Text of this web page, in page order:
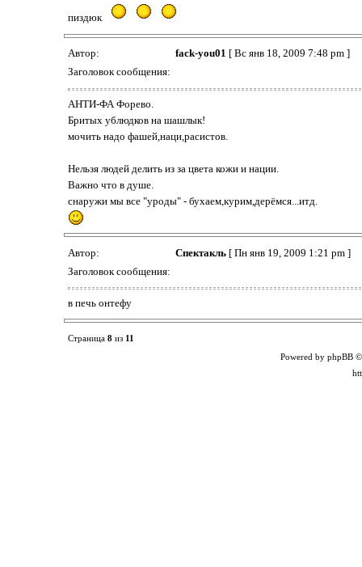
пиздюк
Автор: fack-you01 [ Вс янв 18, 2009 7:48 pm ]
Заголовок сообщения:
АНТИ-ФА Форево.
Бритых ублюдков на шашлык!
мочить надо фашей,наци,расистов.
Нельзя людей делить из за цвета кожи и нации.
Важно что в душе.
снаружи мы все "уроды" - бухаем,курим,дерёмся...итд.
Автор: Спектакль[ Пн янв 19, 2009 1:21 pm ]
Заголовок сообщения:
в печь онтефу
Страница 8из 11
Powered by phpBB